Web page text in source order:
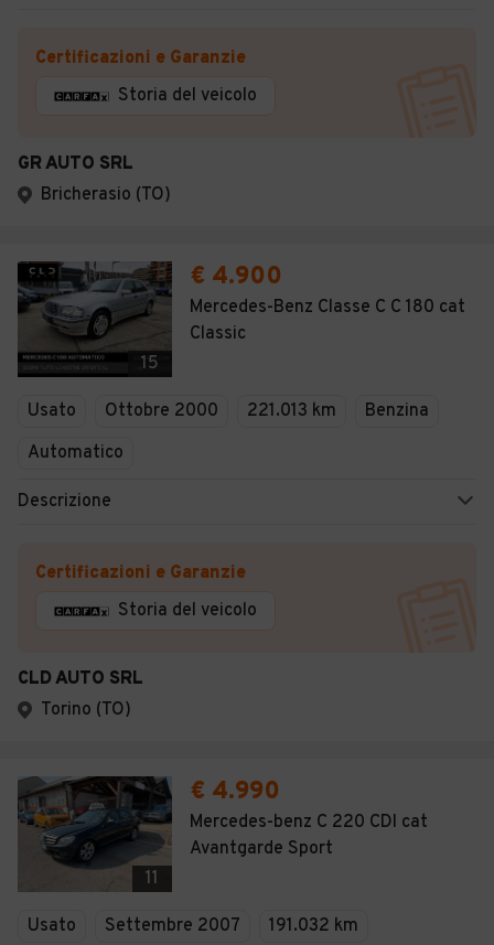
Certificazioni e Garanzie
Storia del veicolo
GR AUTO SRL
Bricherasio (TO)
15
€ 4.900
Mercedes-Benz Classe C C 180 cat
Classic
Usato Ottobre 2000 221.013 km
Benzina
Automatico
Descrizione
Certificazioni e Garanzie
Storia del veicolo
CLD AUTO SRL
Torino (TO)
11
€ 4.990
Mercedes-benz C 220 CDI cat
Avantgarde Sport
Usato Settembre 2007 191.032 km